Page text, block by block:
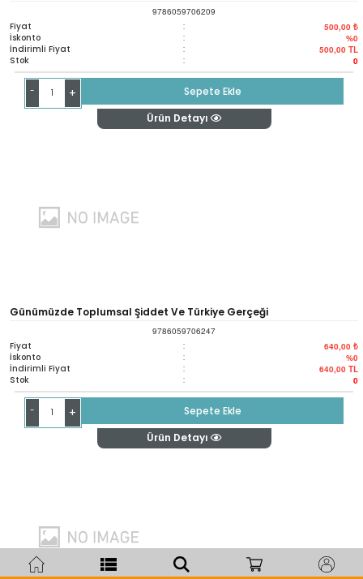
9786059706209
Fiyat : 500,00 ₺
İskonto : %0
İndirimli Fiyat : 500,00 TL
Stok : 0
- +
Sepete Ekle
Ürün Detayı
Günümüzde Toplumsal Şiddet Ve Türkiye Gerçeği
9786059706247
Fiyat : 640,00 ₺
İskonto : %0
İndirimli Fiyat : 640,00 TL
Stok : 0
- +
Sepete Ekle
Ürün Detayı